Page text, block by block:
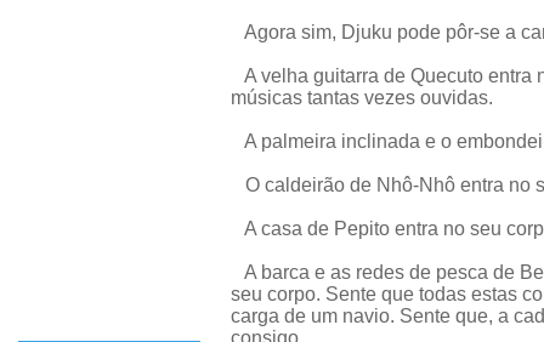
Agora sim, Djuku pode pôr-se a
A velha guitarra de Quecuto entra
músicas tantas vezes ouvidas.
A palmeira inclinada e o
O caldeirão de Nhô-Nhô entra no
A casa de Pepito entra no seu
A barca e as redes de pesca de
seu corpo. Sente que todas estas
carga de um navio. Sente que, a
consigo.